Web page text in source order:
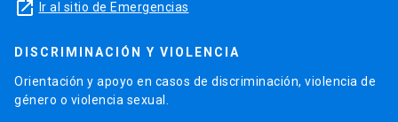
launch Ir al sitio de Emergencias
DISCRIMINACIÓN Y VIOLENCIA
Orientación y apoyo en casos de discriminación, violencia de
género o violencia sexual.